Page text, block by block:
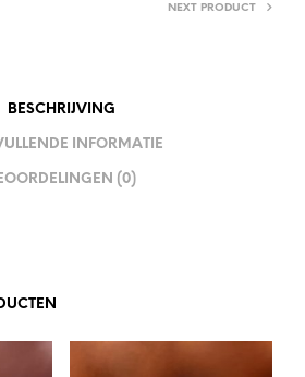
NEXT PRODUCT
BESCHRIJVING
INFORMATIE
(0)